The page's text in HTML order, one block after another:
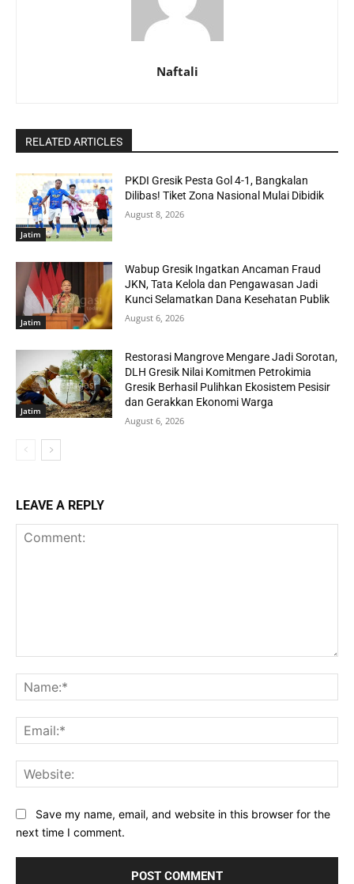
Naftali
RELATED ARTICLES
Jatim
PKDI Gresik Pesta Gol 4-1, Bangkalan
Dilibas! Tiket Zona Nasional Mulai Dibidik
August 8, 2026
Jatim
Wabup Gresik Ingatkan Ancaman Fraud
JKN, Tata Kelola dan Pengawasan Jadi
Kunci Selamatkan Dana Kesehatan Publik
August 6, 2026
Jatim
Restorasi Mangrove Mengare Jadi Sorotan,
DLH Gresik Nilai Komitmen Petrokimia
Gresik Berhasil Pulihkan Ekosistem Pesisir
dan Gerakkan Ekonomi Warga
August 6, 2026
LEAVE A REPLY
Save my name, email, and website in this browser for the
next time I comment.